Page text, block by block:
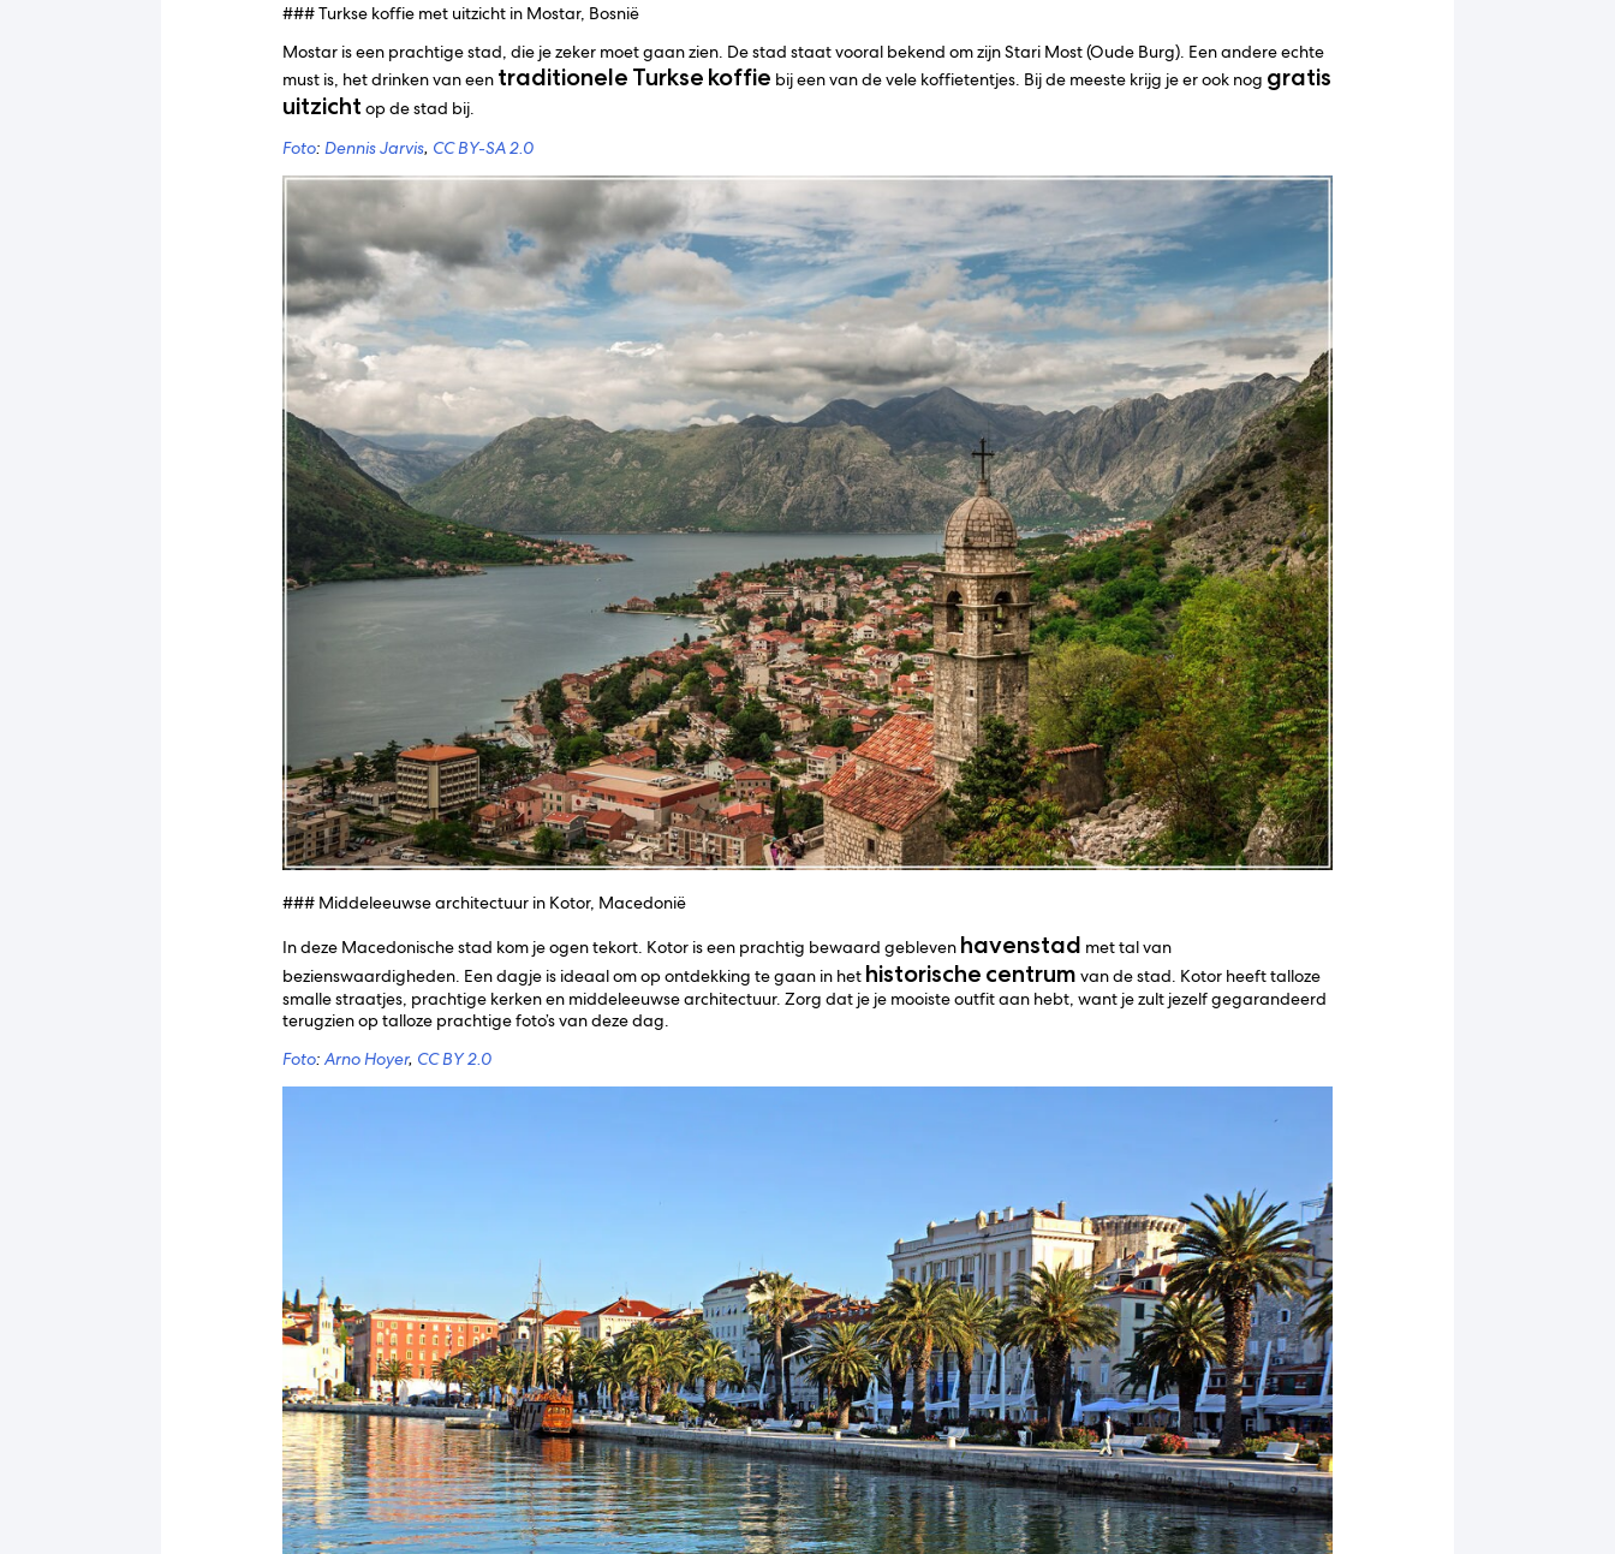
### Turkse koffie met uitzicht in Mostar, Bosnië
Mostar is een prachtige stad, die je zeker moet gaan zien. De stad staat vooral bekend om zijn Stari Most (Oude Burg). Een andere echte
must is, het drinken van een traditionele Turkse koffie bij een van de vele koffietentjes. Bij de meeste krijg je er ook nog gratis
uitzicht op de stad bij.
Foto:Dennis Jarvis, CC BY-SA 2.0
### Middeleeuwse architectuur in Kotor, Macedonië
In deze Macedonische stad kom je ogen tekort. Kotor is een prachtig bewaard gebleven havenstad met tal van
bezienswaardigheden. Een dagje is ideaal om op ontdekking te gaan in het historische centrum van de stad. Kotor heeft talloze
smalle straatjes, prachtige kerken en middeleeuwse architectuur. Zorg dat je je mooiste outfit aan hebt, want je zult jezelf gegarandeerd
terugzien op talloze prachtige foto’s van deze dag.
Foto:Arno Hoyer, CC BY 2.0